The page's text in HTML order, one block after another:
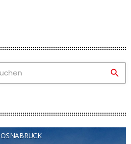
search
OSNABRÜCK